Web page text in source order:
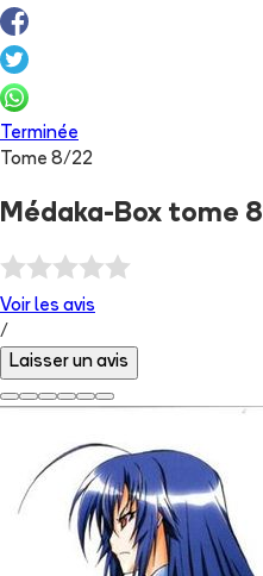
Terminée
Tome 8/22
Médaka-Box tome 8
Voir les avis
/
Laisser un avis